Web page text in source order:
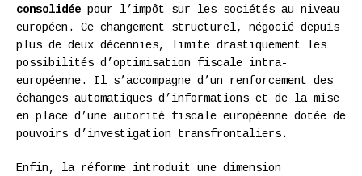
consolidée pour l’impôt sur les sociétés au niveau
européen. Ce changement structurel, négocié depuis
plus de deux décennies, limite drastiquement les
possibilités d’optimisation fiscale intra-
européenne. Il s’accompagne d’un renforcement des
échanges automatiques d’informations et de la mise
en place d’une autorité fiscale européenne dotée de
pouvoirs d’investigation transfrontaliers.
Enfin, la réforme introduit une dimension